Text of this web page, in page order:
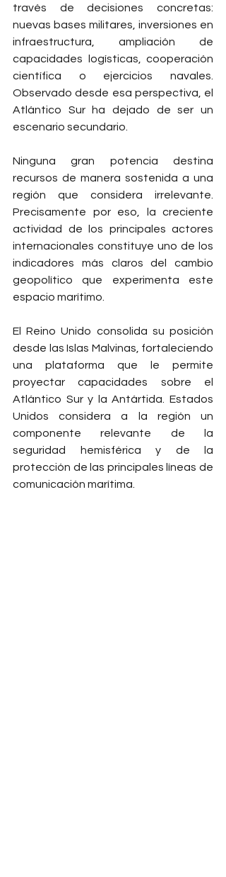
través de decisiones concretas:
nuevas bases militares, inversiones en
infraestructura, ampliación de
capacidades logísticas, cooperación
científica o ejercicios navales.
Observado desde esa perspectiva, el
Atlántico Sur ha dejado de ser un
escenario secundario.
Ninguna gran potencia destina
recursos de manera sostenida a una
región que considera irrelevante.
Precisamente por eso, la creciente
actividad de los principales actores
internacionales constituye uno de los
indicadores más claros del cambio
geopolítico que experimenta este
espacio marítimo.
El Reino Unido consolida su posición
desde las Islas Malvinas, fortaleciendo
una plataforma que le permite
proyectar capacidades sobre el
Atlántico Sur y la Antártida. Estados
Unidos considera a la región un
componente relevante de la
seguridad hemisférica y de la
protección de las principales líneas de
comunicación marítima.